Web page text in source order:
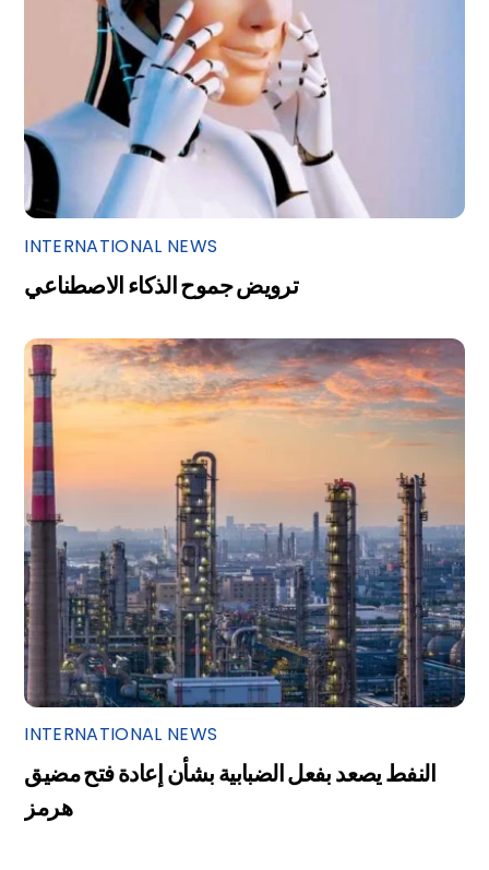
INTERNATIONAL NEWS
ترويض جموح الذكاء الاصطناعي
INTERNATIONAL NEWS
النفط يصعد بفعل الضبابية بشأن إعادة فتح مضيق
هرمز